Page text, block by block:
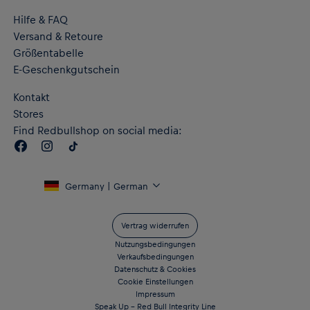
Hilfe & FAQ
Versand & Retoure
Größentabelle
E-Geschenkgutschein
Kontakt
Stores
Find Redbullshop on social media:
Germany | German
Vertrag widerrufen
Nutzungsbedingungen
Verkaufsbedingungen
Datenschutz & Cookies
Cookie Einstellungen
Impressum
Speak Up – Red Bull Integrity Line